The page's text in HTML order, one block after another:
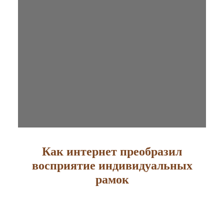
Как интернет преобразил
восприятие индивидуальных
рамок